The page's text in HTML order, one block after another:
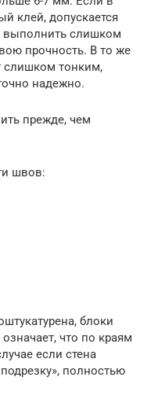
клей, допускается
слишком
прочность. В то же
слишком тонким,
надежно.
прежде, чем
швов:
блоки
что по краям
если стена
полностью